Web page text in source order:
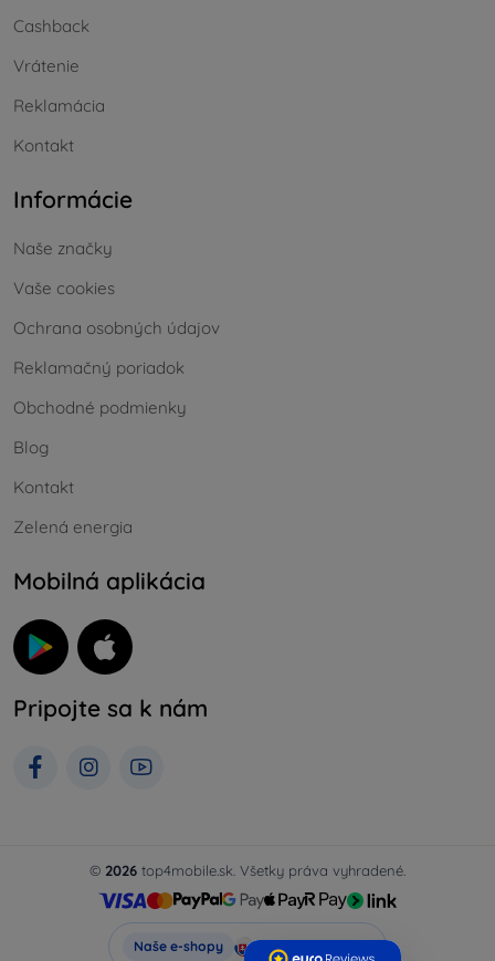
Cashback
Vrátenie
Reklamácia
Kontakt
Informácie
Naše značky
Vaše cookies
Ochrana osobných údajov
Reklamačný poriadok
Obchodné podmienky
Blog
Kontakt
Zelená energia
Mobilná aplikácia
Pripojte sa k nám
© 2026 top4mobile.sk. Všetky práva vyhradené.
Naše e-shopy Top4Mobile.sk